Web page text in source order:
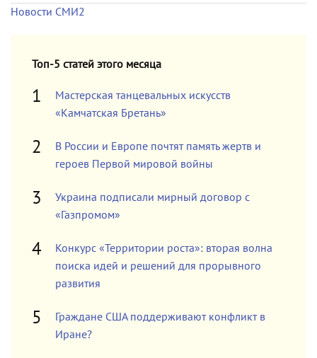
Новости СМИ2
Топ-5 статей этого месяца
Мастерская танцевальных искусств
«Камчатская Бретань»
В России и Европе почтят память жертв и
героев Первой мировой войны
Украина подписали мирный договор с
«Газпромом»
Конкурс «Территории роста»: вторая волна
поиска идей и решений для прорывного
развития
Граждане США поддерживают конфликт в
Иране?